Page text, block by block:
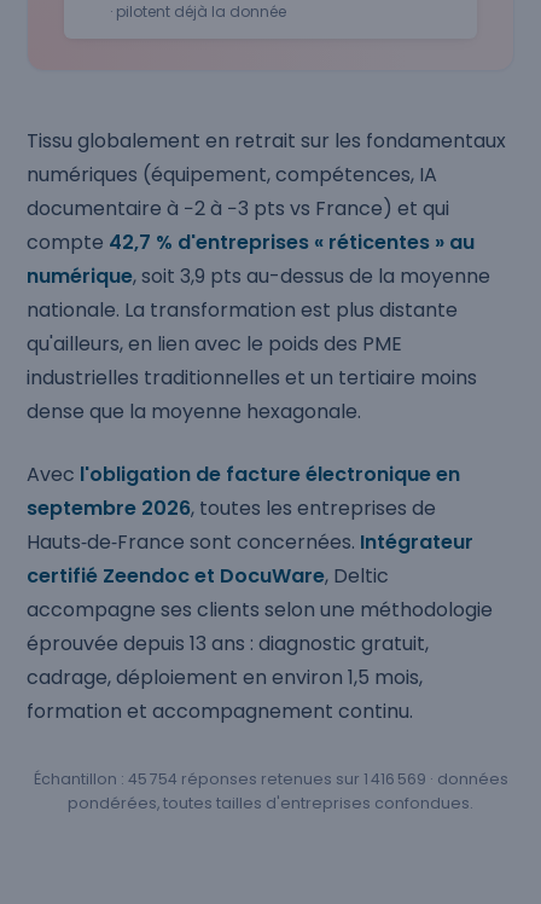
· pilotent déjà la donnée
Tissu globalement en retrait sur les fondamentaux
numériques (équipement, compétences, IA
documentaire à −2 à −3 pts vs France) et qui
compte 42,7 % d'entreprises « réticentes » au
numérique, soit 3,9 pts au-dessus de la moyenne
nationale. La transformation est plus distante
qu'ailleurs, en lien avec le poids des PME
industrielles traditionnelles et un tertiaire moins
dense que la moyenne hexagonale.
Avec l'obligation de facture électronique en
septembre 2026, toutes les entreprises de
Hauts‑de‑France sont concernées. Intégrateur
certifié Zeendoc et DocuWare, Deltic
accompagne ses clients selon une méthodologie
éprouvée depuis 13 ans : diagnostic gratuit,
cadrage, déploiement en environ 1,5 mois,
formation et accompagnement continu.
Échantillon : 45 754 réponses retenues sur 1 416 569 · données
pondérées, toutes tailles d'entreprises confondues.